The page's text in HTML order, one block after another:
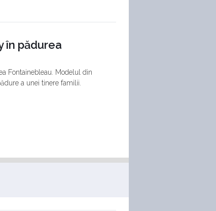
în pădurea
Fontainebleau. Modelul din
a unei tinere familii.